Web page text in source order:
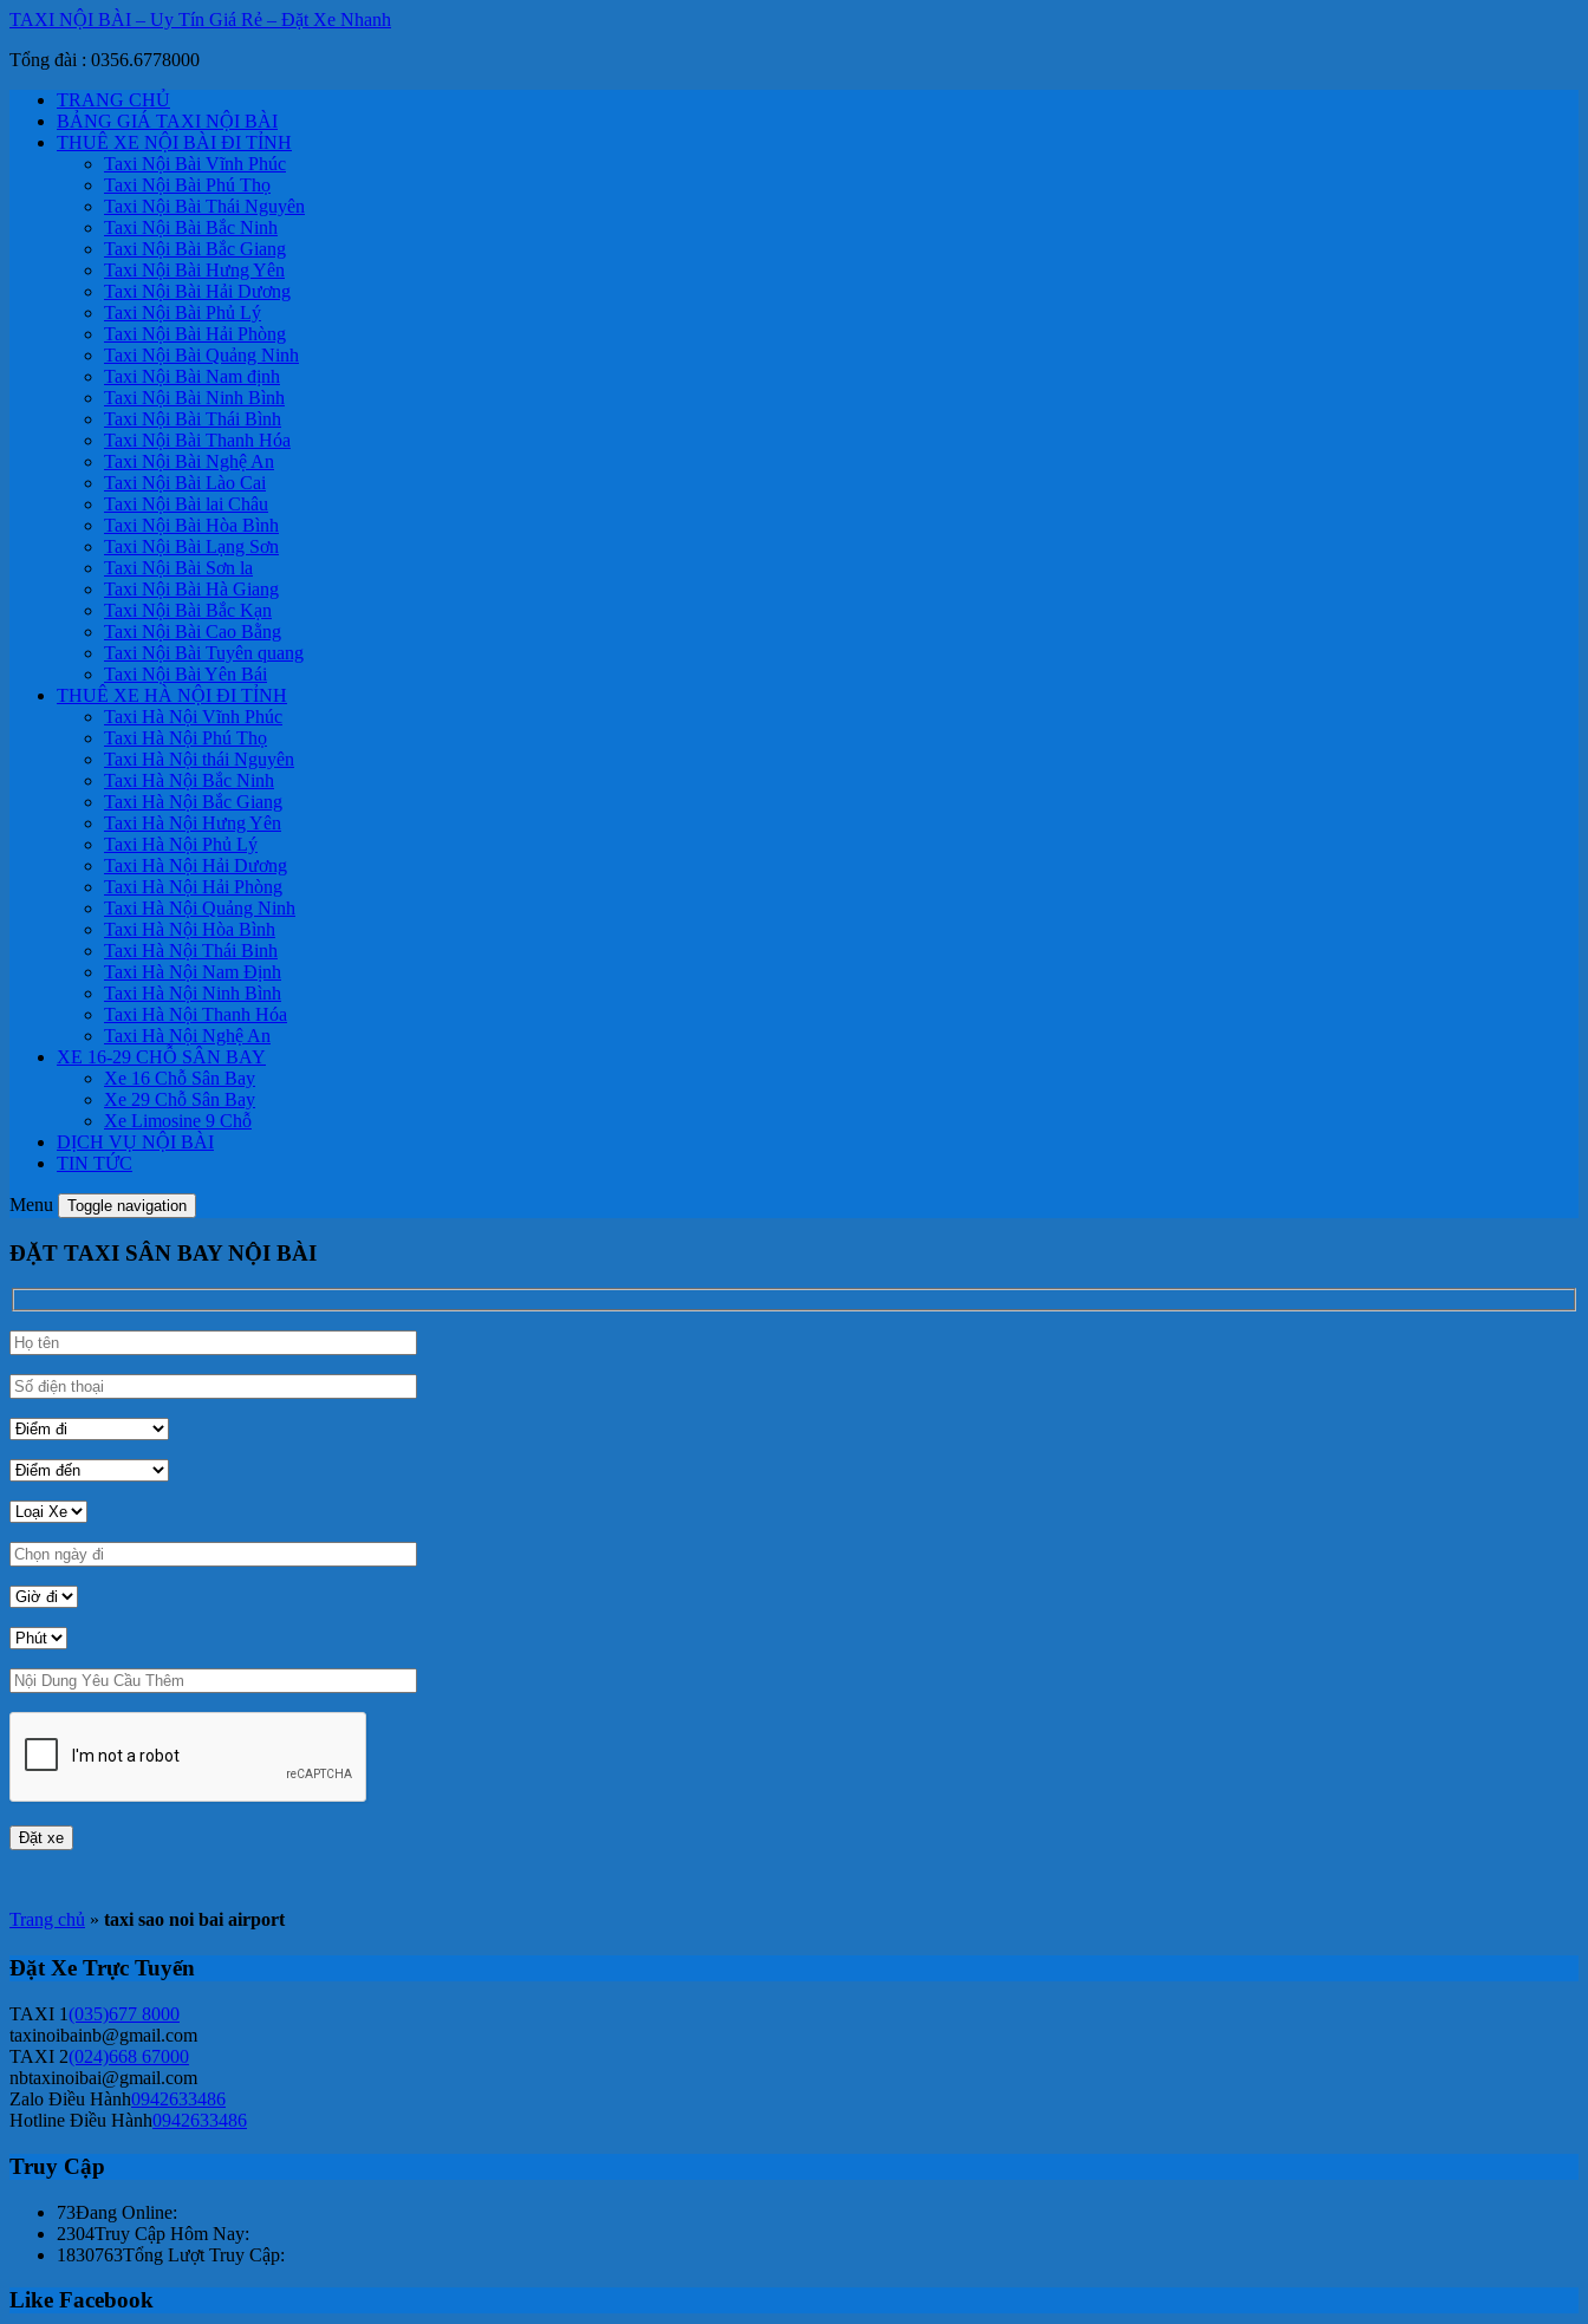
TAXI NỘI BÀI – Uy Tín Giá Rẻ – Đặt Xe Nhanh
Tổng đài : 0356.6778000
TRANG CHỦ
BẢNG GIÁ TAXI NỘI BÀI
THUÊ XE NỘI BÀI ĐI TỈNH
Taxi Nội Bài Vĩnh Phúc
Taxi Nội Bài Phú Thọ
Taxi Nội Bài Thái Nguyên
Taxi Nội Bài Bắc Ninh
Taxi Nội Bài Bắc Giang
Taxi Nội Bài Hưng Yên
Taxi Nội Bài Hải Dương
Taxi Nội Bài Phủ Lý
Taxi Nội Bài Hải Phòng
Taxi Nội Bài Quảng Ninh
Taxi Nội Bài Nam định
Taxi Nội Bài Ninh Bình
Taxi Nội Bài Thái Bình
Taxi Nội Bài Thanh Hóa
Taxi Nội Bài Nghệ An
Taxi Nội Bài Lào Cai
Taxi Nội Bài lai Châu
Taxi Nội Bài Hòa Bình
Taxi Nội Bài Lạng Sơn
Taxi Nội Bài Sơn la
Taxi Nội Bài Hà Giang
Taxi Nội Bài Bắc Kạn
Taxi Nội Bài Cao Bằng
Taxi Nội Bài Tuyên quang
Taxi Nội Bài Yên Bái
THUÊ XE HÀ NỘI ĐI TỈNH
Taxi Hà Nội Vĩnh Phúc
Taxi Hà Nội Phú Thọ
Taxi Hà Nội thái Nguyên
Taxi Hà Nội Bắc Ninh
Taxi Hà Nội Bắc Giang
Taxi Hà Nội Hưng Yên
Taxi Hà Nội Phủ Lý
Taxi Hà Nội Hải Dương
Taxi Hà Nội Hải Phòng
Taxi Hà Nội Quảng Ninh
Taxi Hà Nội Hòa Bình
Taxi Hà Nội Thái Binh
Taxi Hà Nội Nam Định
Taxi Hà Nội Ninh Bình
Taxi Hà Nội Thanh Hóa
Taxi Hà Nội Nghệ An
XE 16-29 CHỖ SÂN BAY
Xe 16 Chỗ Sân Bay
Xe 29 Chỗ Sân Bay
Xe Limosine 9 Chỗ
DỊCH VỤ NỘI BÀI
TIN TỨC
Menu Toggle navigation
ĐẶT TAXI SÂN BAY NỘI BÀI
Trang chủ » taxi sao noi bai airport
Đặt Xe Trực Tuyến
TAXI 1(035)677 8000
taxinoibainb@gmail.com
TAXI 2(024)668 67000
nbtaxinoibai@gmail.com
Zalo Điều Hành0942633486
Hotline Điều Hành0942633486
Truy Cập
73Đang Online:
2304Truy Cập Hôm Nay:
1830763Tổng Lượt Truy Cập:
Like Facebook